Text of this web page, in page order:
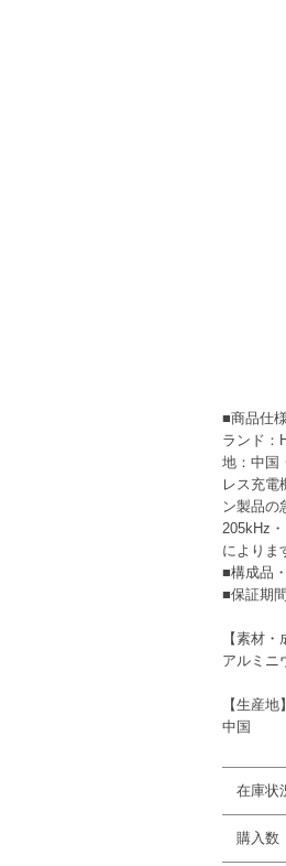
■商品仕
ランド：
地：中国
レス充電
ン製品の
205kHz
によりま
■構成品
■保証期
【素材・
アルミニ
【生産地】
中国
在庫状
購入数